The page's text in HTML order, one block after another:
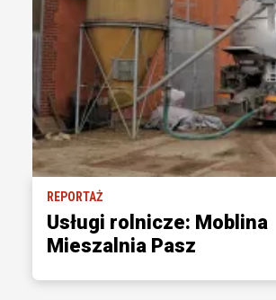
REPORTAŻ
Usługi rolnicze: Moblina
Mieszalnia Pasz